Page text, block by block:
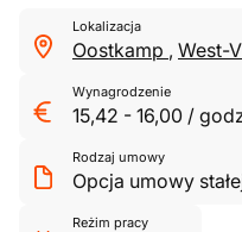
Lokalizacja
Oostkamp , West-
Wynagrodzenie
15,42 - 16,00 /
Rodzaj umowy
Opcja umowy
Reżim pracy